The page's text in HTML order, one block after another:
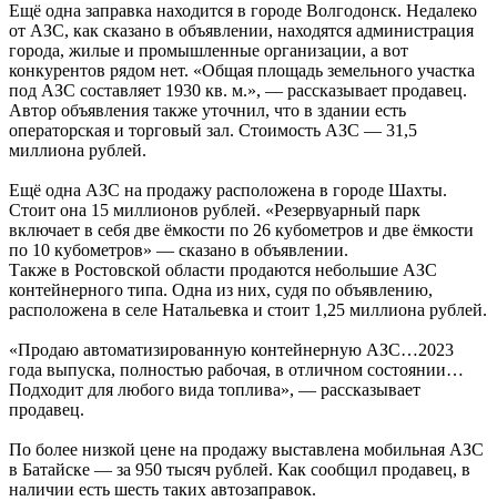
Ещё одна заправка находится в городе Волгодонск. Недалеко
от АЗС, как сказано в объявлении, находятся администрация
города, жилые и промышленные организации, а вот
конкурентов рядом нет. «Общая площадь земельного участка
под АЗС составляет 1930 кв. м.», — рассказывает продавец.
Автор объявления также уточнил, что в здании есть
операторская и торговый зал. Стоимость АЗС — 31,5
миллиона рублей.
Ещё одна АЗС на продажу расположена в городе Шахты.
Стоит она 15 миллионов рублей. «Резервуарный парк
включает в себя две ёмкости по 26 кубометров и две ёмкости
по 10 кубометров» — сказано в объявлении.
Также в Ростовской области продаются небольшие АЗС
контейнерного типа. Одна из них, судя по объявлению,
расположена в селе Натальевка и стоит 1,25 миллиона рублей.
«Продаю автоматизированную контейнерную АЗC…2023
года выпуска, полностью рабочая, в отличном состоянии…
Подходит для любого вида топлива», — рассказывает
продавец.
По более низкой цене на продажу выставлена мобильная АЗС
в Батайске — за 950 тысяч рублей. Как сообщил продавец, в
наличии есть шесть таких автозаправок.